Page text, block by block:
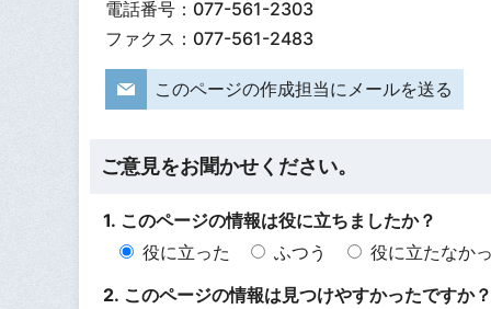
電話番号：077-561-2303
ファクス：077-561-2483
このページの作成担当にメールを送る
ご意見をお聞かせください。
1. このページの情報は役に立ちましたか？
役に立った
ふつう
役に立たなか
2. このページの情報は見つけやすかったですか？